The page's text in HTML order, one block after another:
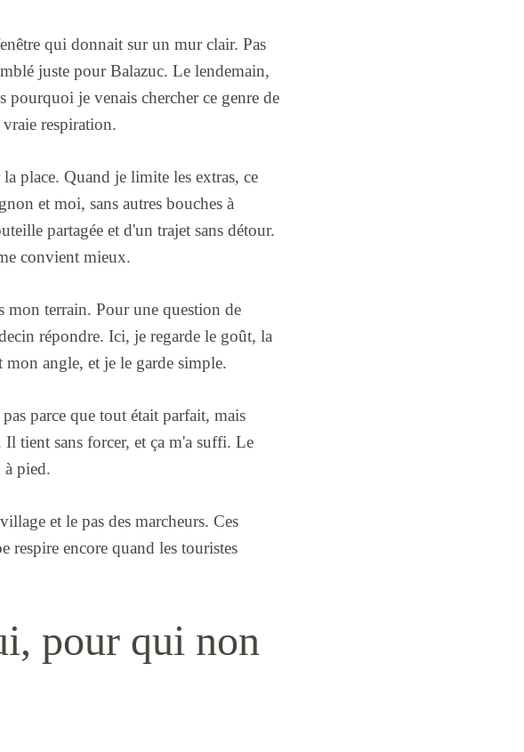
qui donnait sur un mur clair. Pas
juste pour Balazuc. Le lendemain,
je venais chercher ce genre de
respiration.
place. Quand je limite les extras, ce
et moi, sans autres bouches à
partagée et d'un trajet sans détour.
convient mieux.
mon terrain. Pour une question de
répondre. Ici, je regarde le goût, la
angle, et je le garde simple.
parce que tout était parfait, mais
tient sans forcer, et ça m'a suffi. Le
à pied.
et le pas des marcheurs. Ces
respire encore quand les touristes
pour qui non